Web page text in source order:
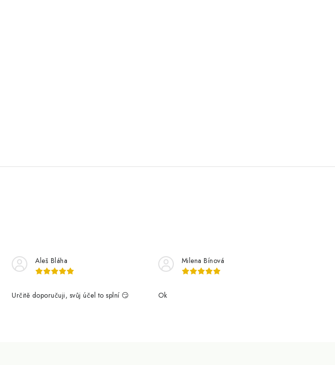
Aleš Bláha
Určitě doporučuji, svůj účel to splní 😏
Milena Bínová
Ok